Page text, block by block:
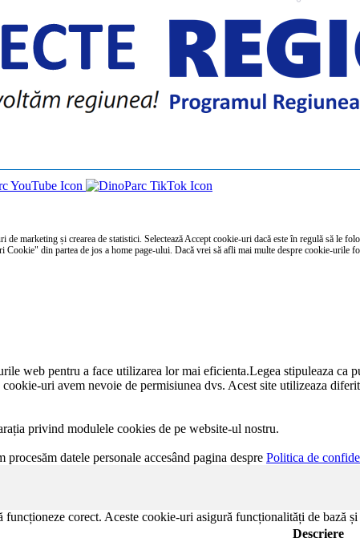
marketing și crearea de statistici. Selectează Accept cookie-uri dacă este în regulă să le
din partea de jos a home page-ului. Dacă vrei să afli mai multe despre cookie-urile
web pentru a face utilizarea lor mai eficienta.Legea stipuleaza ca
cookie-uri avem nevoie de permisiunea dvs. Acest site utilizeaza
privind modulele cookies de pe website-ul nostru.
datele personale accesând pagina despre Politica de
corect. Aceste cookie-uri asigură funcționalități de bază
Descriere